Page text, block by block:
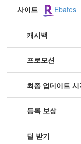
사이트 Ebates
캐시백
프로모션
최종 업데이트 시
등록 보상
딜 받기